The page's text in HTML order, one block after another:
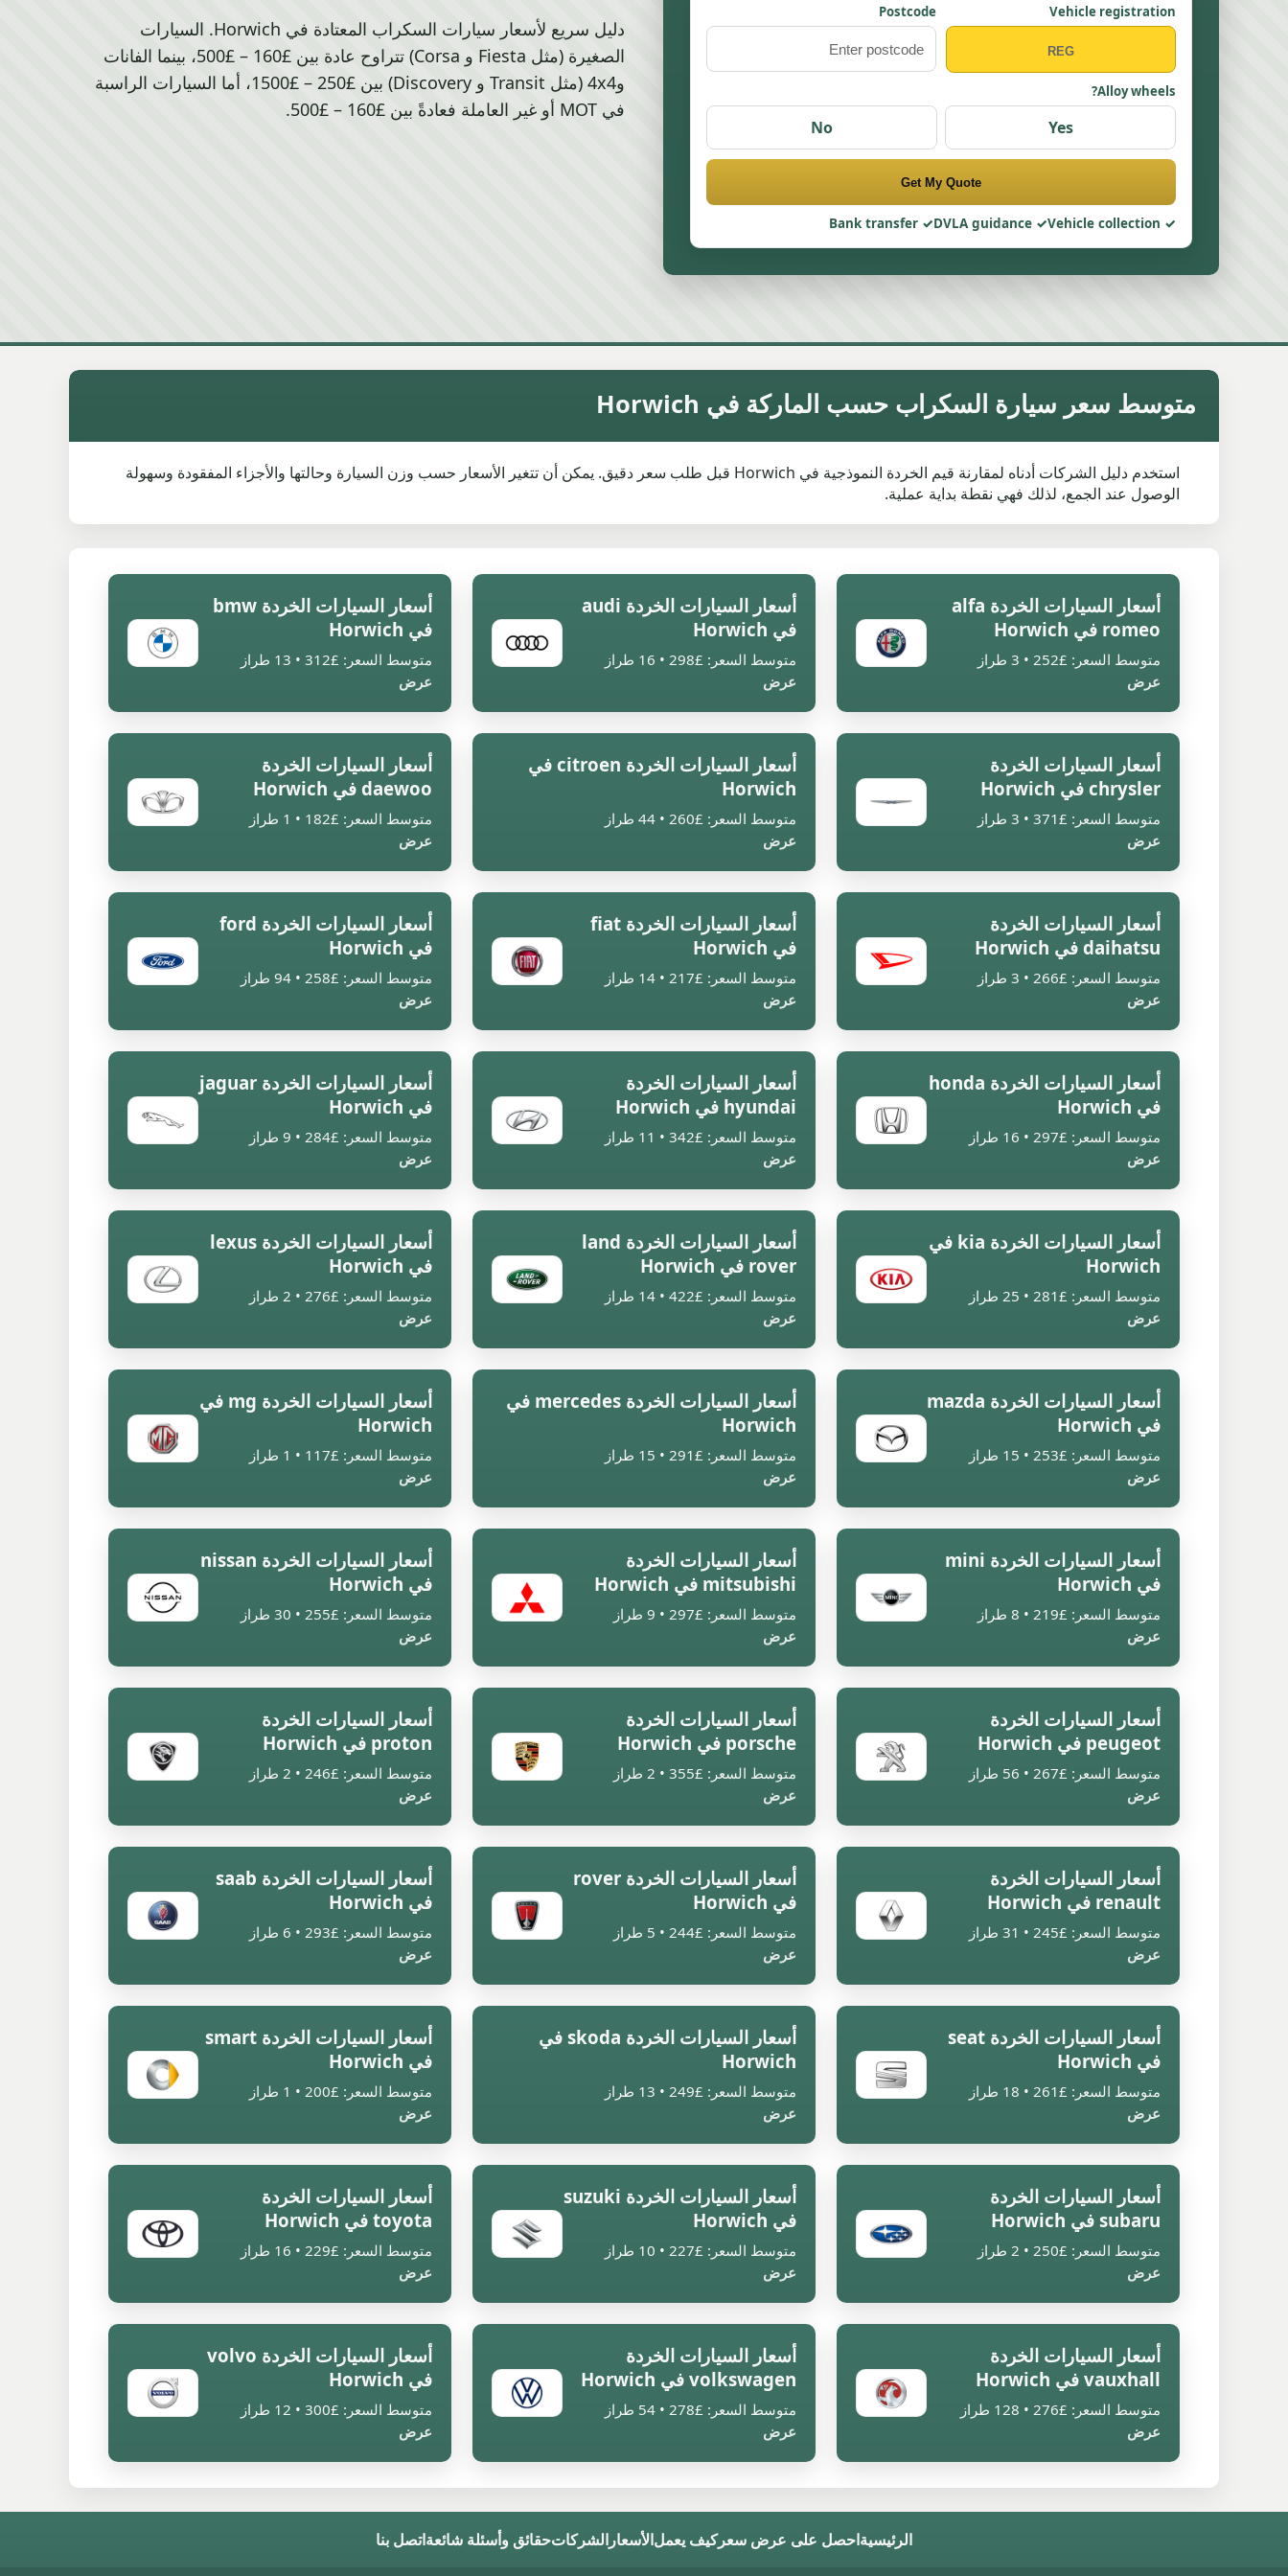
Vehicle registration
Postcode
Alloy wheels?
Yes
No
Get My Quote
Vehicle collection
DVLA guidance
Bank transfer
دليل سريع لأسعار سيارات السكراب المعتادة في Horwich. السيارات
الصغيرة (مثل Fiesta و Corsa) تتراوح عادة بين £160 – £500، بينما الفانات
و4x4 (مثل Transit و Discovery) بين £250 – £1500، أما السيارات الراسبة
في MOT أو غير العاملة فعادةً بين £160 – £500.
متوسط سعر سيارة السكراب حسب الماركة في Horwich
استخدم دليل الشركات أدناه لمقارنة قيم الخردة النموذجية في Horwich قبل طلب سعر دقيق. يمكن أن تتغير الأسعار حسب وزن السيارة وحالتها والأجزاء المفقودة وسهولة
الوصول عند الجمع، لذلك فهي نقطة بداية عملية.
أسعار السيارات الخردة alfa
romeo في Horwich
متوسط السعر: £252 • 3 طراز
عرض
أسعار السيارات الخردة audi
في Horwich
متوسط السعر: £298 • 16 طراز
عرض
أسعار السيارات الخردة bmw
في Horwich
متوسط السعر: £312 • 13 طراز
عرض
أسعار السيارات الخردة
chrysler في Horwich
متوسط السعر: £371 • 3 طراز
عرض
أسعار السيارات الخردة citroen في
Horwich
متوسط السعر: £260 • 44 طراز
عرض
أسعار السيارات الخردة
daewoo في Horwich
متوسط السعر: £182 • 1 طراز
عرض
أسعار السيارات الخردة
daihatsu في Horwich
متوسط السعر: £266 • 3 طراز
عرض
أسعار السيارات الخردة fiat
في Horwich
متوسط السعر: £217 • 14 طراز
عرض
أسعار السيارات الخردة ford
في Horwich
متوسط السعر: £258 • 94 طراز
عرض
أسعار السيارات الخردة honda
في Horwich
متوسط السعر: £297 • 16 طراز
عرض
أسعار السيارات الخردة
hyundai في Horwich
متوسط السعر: £342 • 11 طراز
عرض
أسعار السيارات الخردة jaguar
في Horwich
متوسط السعر: £284 • 9 طراز
عرض
أسعار السيارات الخردة kia في
Horwich
متوسط السعر: £281 • 25 طراز
عرض
أسعار السيارات الخردة land
rover في Horwich
متوسط السعر: £422 • 14 طراز
عرض
أسعار السيارات الخردة lexus
في Horwich
متوسط السعر: £276 • 2 طراز
عرض
أسعار السيارات الخردة mazda
في Horwich
متوسط السعر: £253 • 15 طراز
عرض
أسعار السيارات الخردة mercedes في
Horwich
متوسط السعر: £291 • 15 طراز
عرض
أسعار السيارات الخردة mg في
Horwich
متوسط السعر: £117 • 1 طراز
عرض
أسعار السيارات الخردة mini
في Horwich
متوسط السعر: £219 • 8 طراز
عرض
أسعار السيارات الخردة
mitsubishi في Horwich
متوسط السعر: £297 • 9 طراز
عرض
أسعار السيارات الخردة nissan
في Horwich
متوسط السعر: £255 • 30 طراز
عرض
أسعار السيارات الخردة
peugeot في Horwich
متوسط السعر: £267 • 56 طراز
عرض
أسعار السيارات الخردة
porsche في Horwich
متوسط السعر: £355 • 2 طراز
عرض
أسعار السيارات الخردة
proton في Horwich
متوسط السعر: £246 • 2 طراز
عرض
أسعار السيارات الخردة
renault في Horwich
متوسط السعر: £245 • 31 طراز
عرض
أسعار السيارات الخردة rover
في Horwich
متوسط السعر: £244 • 5 طراز
عرض
أسعار السيارات الخردة saab
في Horwich
متوسط السعر: £293 • 6 طراز
عرض
أسعار السيارات الخردة seat
في Horwich
متوسط السعر: £261 • 18 طراز
عرض
أسعار السيارات الخردة skoda في
Horwich
متوسط السعر: £249 • 13 طراز
عرض
أسعار السيارات الخردة smart
في Horwich
متوسط السعر: £200 • 1 طراز
عرض
أسعار السيارات الخردة
subaru في Horwich
متوسط السعر: £250 • 2 طراز
عرض
أسعار السيارات الخردة suzuki
في Horwich
متوسط السعر: £227 • 10 طراز
عرض
أسعار السيارات الخردة
toyota في Horwich
متوسط السعر: £229 • 16 طراز
عرض
أسعار السيارات الخردة
vauxhall في Horwich
متوسط السعر: £276 • 128 طراز
عرض
أسعار السيارات الخردة
volkswagen في Horwich
متوسط السعر: £278 • 54 طراز
عرض
أسعار السيارات الخردة volvo
في Horwich
متوسط السعر: £300 • 12 طراز
عرض
الرئيسيةاحصل على عرض سعركيف يعملالأسعارالشركاتحقائق وأسئلة شائعةاتصل بنا